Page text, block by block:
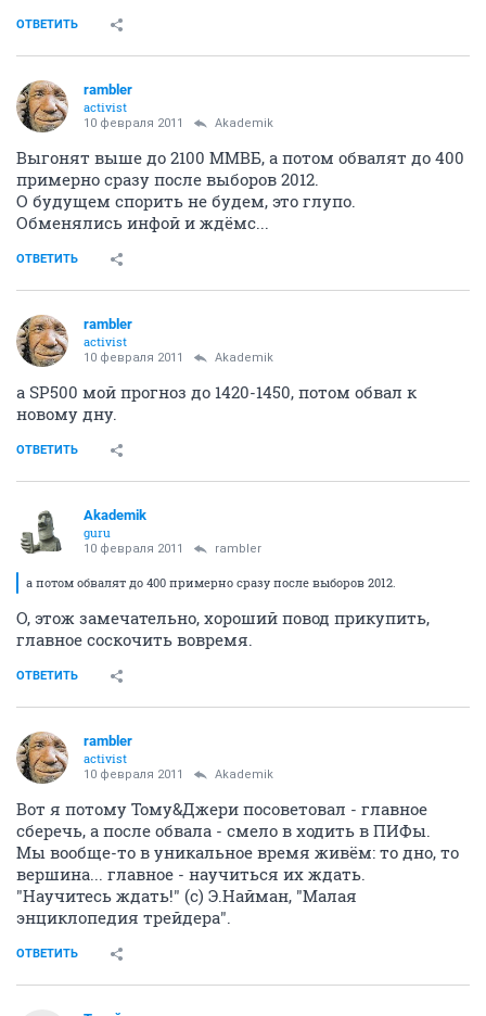
ОТВЕТИТЬ
rambler
activist
10 февраля 2011 Akademik
Выгонят выше до 2100 ММВБ, а потом обвалят до 400
примерно сразу после выборов 2012.
О будущем спорить не будем, это глупо.
Обменялись инфой и ждёмс...
ОТВЕТИТЬ
rambler
activist
10 февраля 2011 Akademik
а SP500 мой прогноз до 1420-1450, потом обвал к
новому дну.
ОТВЕТИТЬ
Akademik
guru
10 февраля 2011 rambler
а потом обвалят до 400 примерно сразу после выборов 2012.
О, этож замечательно, хороший повод прикупить,
главное соскочить вовремя.
ОТВЕТИТЬ
rambler
activist
10 февраля 2011 Akademik
Вот я потому Тому&Джери посоветовал - главное
сберечь, а после обвала - смело в ходить в ПИФы.
Мы вообще-то в уникальное время живём: то дно, то
вершина... главное - научиться их ждать.
"Научитесь ждать!" (с) Э.Найман, "Малая
энциклопедия трейдера".
ОТВЕТИТЬ